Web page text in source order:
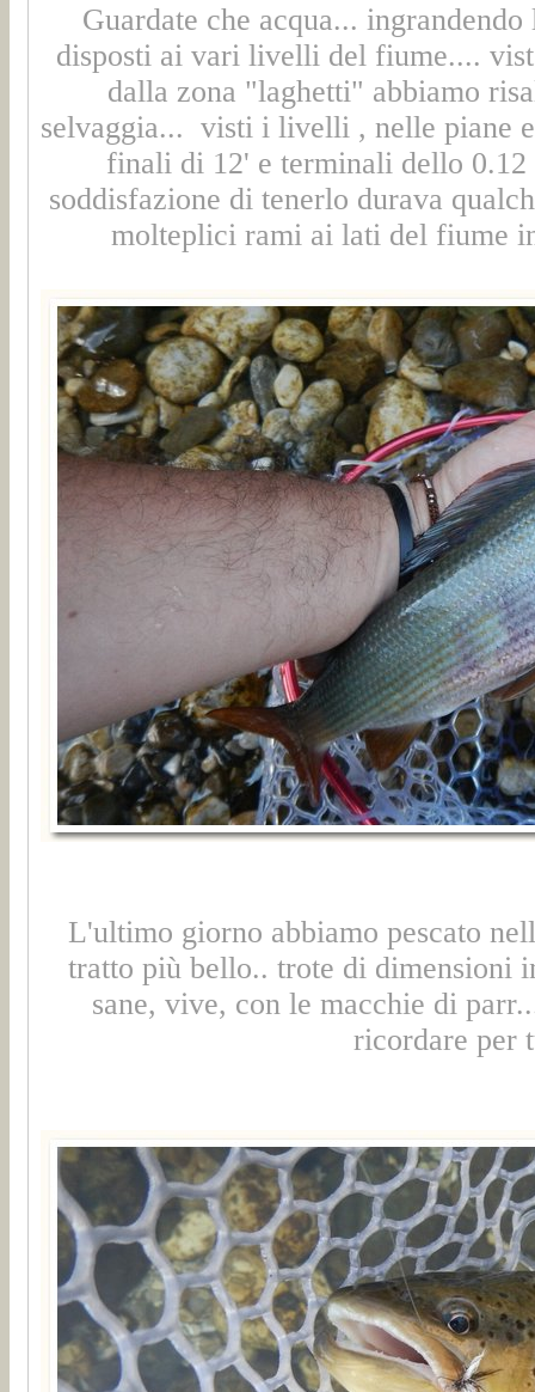
Guardate che acqua...
disposti ai vari livelli del fiume....
dalla zona "laghetti" abbiamo
selvaggia... visti i livelli , nelle piane
finali di 12' e terminali dello
soddisfazione di tenerlo durava
molteplici rami ai lati del fiume
L'ultimo giorno abbiamo pescato
tratto più bello.. trote di dimensioni
sane, vive, con le macchie di
ricordare per